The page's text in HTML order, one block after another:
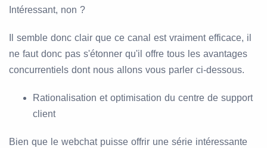
Intéressant, non ?
Il semble donc clair que ce canal est vraiment efficace, il
ne faut donc pas s'étonner qu'il offre tous les avantages
concurrentiels dont nous allons vous parler ci-dessous.
Rationalisation et optimisation du centre de support
client
Bien que le webchat puisse offrir une série intéressante